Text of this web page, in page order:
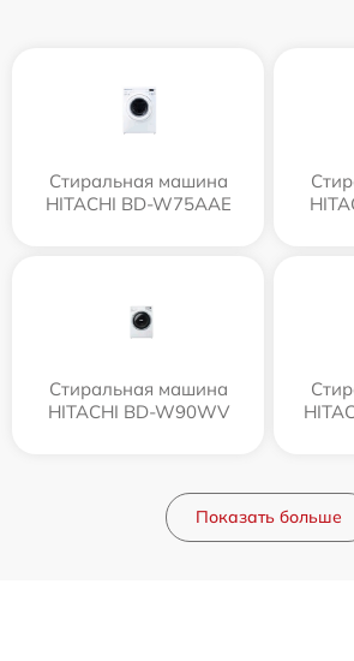
Стиральная машина
HITACHI BD-W75AAE
Стиральная машина
HITACHI BD-W90WV
Показать больше